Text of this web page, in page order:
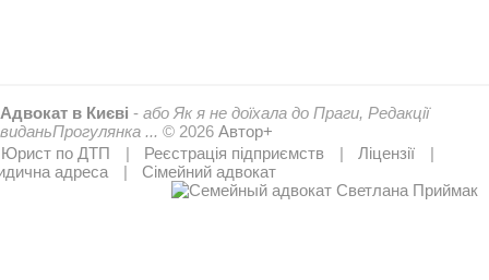
Адвокат в Києві - або Як я не доїхала до Праги, Редакції
виданьПрогулянка ... © 2026 Автор+
Юрист по ДТП
Реєстрація підприємств
Ліцензії
адреса
Сімейний адвокат